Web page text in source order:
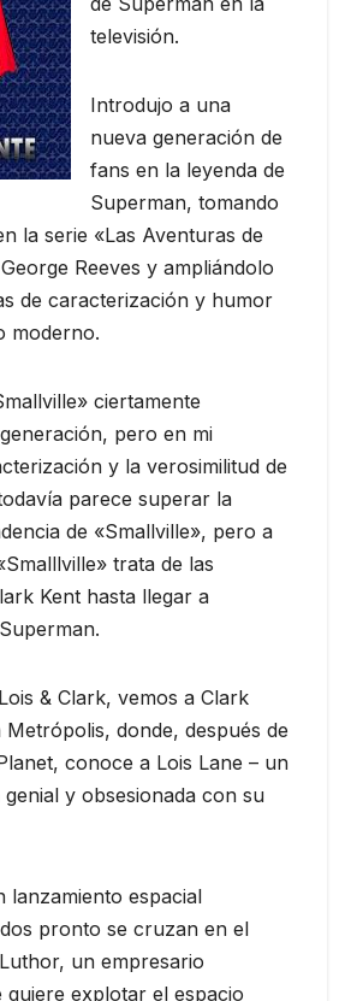
televisión.
Introdujo a una
nueva generación de
fans en la leyenda de
Superman, tomando
la serie «Las Aventuras de
Reeves y ampliándolo
de caracterización y humor
moderno.
ciertamente
pero en mi
y la verosimilitud de
parece superar la
de «Smallville», pero a
trata de las
Kent hasta llegar a
& Clark, vemos a Clark
Metrópolis, donde, después de
conoce a Lois Lane – un
y obsesionada con su
lanzamiento espacial
pronto se cruzan en el
un empresario
quiere explotar el espacio